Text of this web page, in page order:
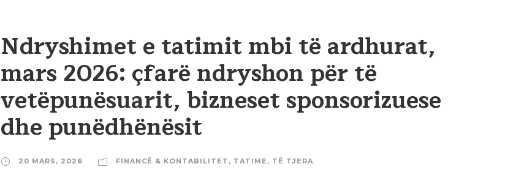
Ndryshimet e tatimit mbi të ardhurat,
mars 2026: çfarë ndryshon për të
vetëpunësuarit, bizneset sponsorizuese
dhe punëdhënësit
20 MARS, 2026 FINANCË & KONTABILITET , TATIME , TË TJERA